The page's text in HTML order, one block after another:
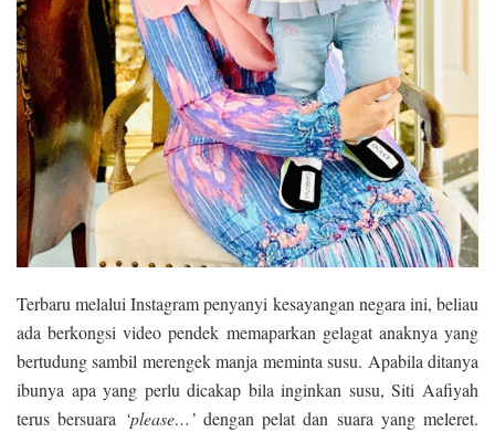
Terbaru melalui Instagram penyanyi kesayangan negara ini, beliau
ada berkongsi video pendek memaparkan gelagat anaknya yang
bertudung sambil merengek manja meminta susu. Apabila ditanya
ibunya apa yang perlu dicakap bila inginkan susu, Siti Aafiyah
terus bersuara ‘please…’dengan pelat dan suara yang meleret.